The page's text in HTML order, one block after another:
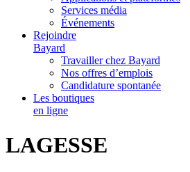
Services média
Événements
Rejoindre
Bayard
Travailler chez Bayard
Nos offres d’emplois
Candidature spontanée
Les boutiques
en ligne
LAGESSE